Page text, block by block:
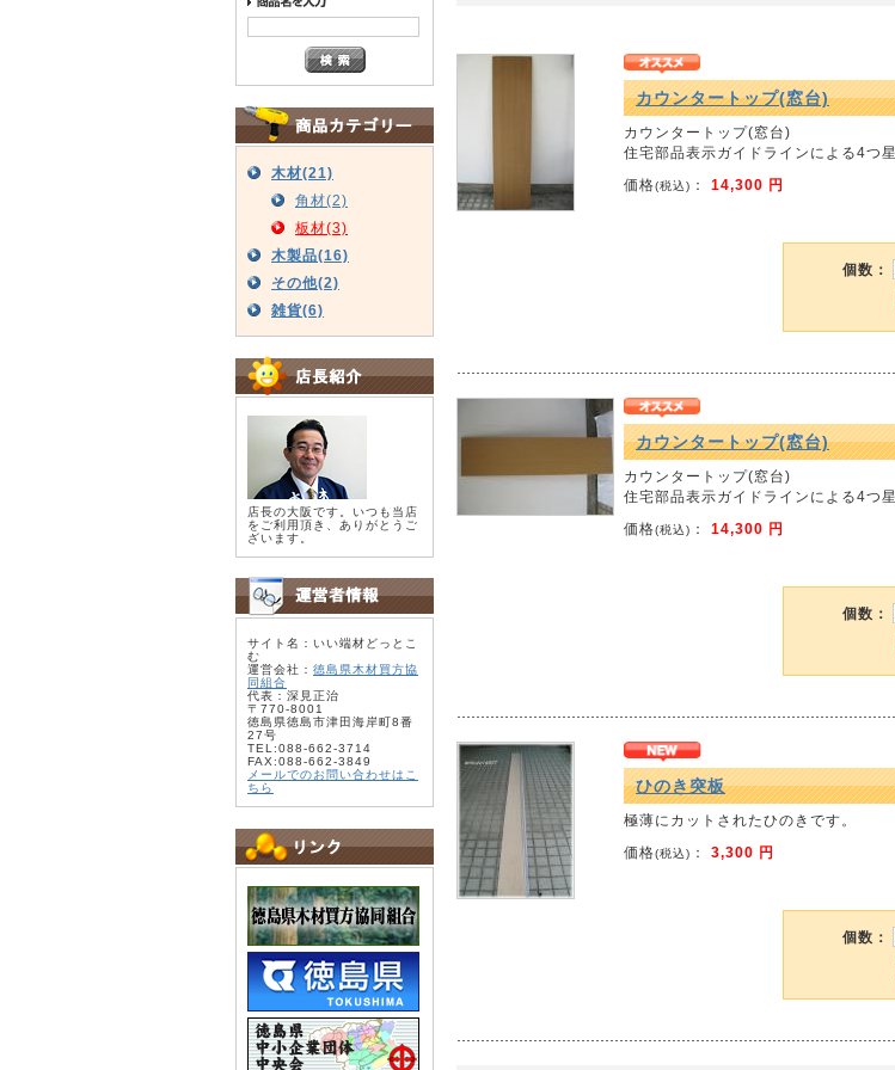
木材(21)
角材(2)
板材(3)
木製品(16)
その他(2)
雑貨(6)
店長の大阪です。いつも当店
をご利用頂き、ありがとうご
ざいます。
サイト名：いい端材どっとこ
む
運営会社： 徳島県木材買方協
同組合
代表：深見正治
〒770-8001
徳島県徳島市津田海岸町8番
27号
TEL:088-662-3714
FAX:088-662-3849
メールでのお問い合わせはこ
ちら
カウンタートップ(窓台)
カウンタートップ(窓台)
住宅部品表示ガイドラインによる4つ
価格(税込) ： 14,300 円
個数：
カウンタートップ(窓台)
カウンタートップ(窓台)
住宅部品表示ガイドラインによる4つ
価格(税込) ： 14,300 円
個数：
ひのき突板
極薄にカットされたひのきです。
価格(税込) ： 3,300 円
個数：